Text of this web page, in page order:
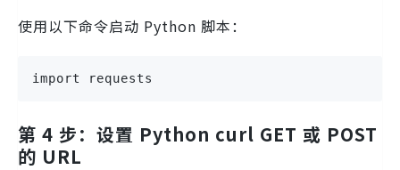
使用以下命令启动 Python 脚本：
import requests
第 4 步：设置 Python curl GET 或 POST
的 URL